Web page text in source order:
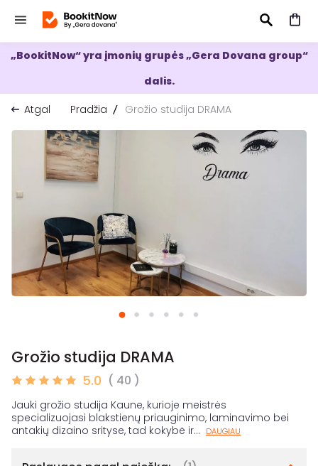
IEŠKOTI
„BookitNow“ yra įmonių grupės „Gera Dovana group“
dalis.
Atgal
Pradžia Grožio studija DRAMA
Grožio studija DRAMA
5.0 ( 40 )
Jauki grožio studija Kaune, kurioje meistrės
specializuojasi blakstienų priauginimo, laminavimo bei
antakių dizaino srityse, tad kokybė ir... DAUGIAU